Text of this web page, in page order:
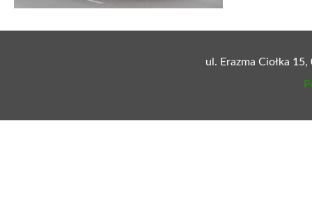
ul. Erazma Ciołka